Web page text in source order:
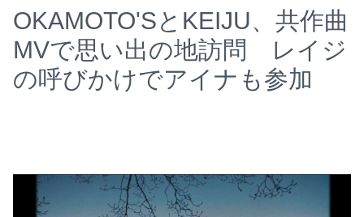
OKAMOTO'SとKEIJU、共作曲
MVで思い出の地訪問 レイジ
の呼びかけでアイナも参加